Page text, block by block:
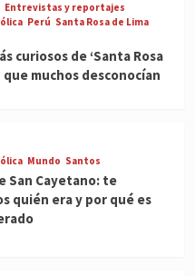
Entrevistas y reportajes
Perú Santa Rosa de Lima
curiosos de ‘Santa Rosa
que muchos desconocían
Mundo Santos
San Cayetano: te
quién era y por qué es